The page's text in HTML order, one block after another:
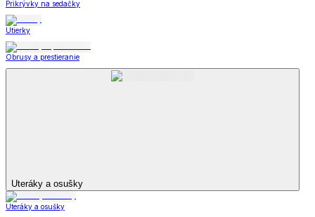
Prikrývky na sedačky
Utierky
Obrusy a prestieranie
Uteráky a osušky
Uteráky a osušky